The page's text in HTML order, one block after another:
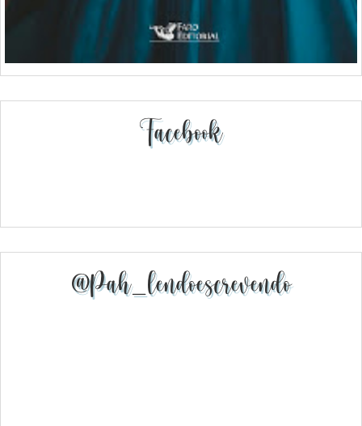
Facebook
@pah_lendoescrevendo